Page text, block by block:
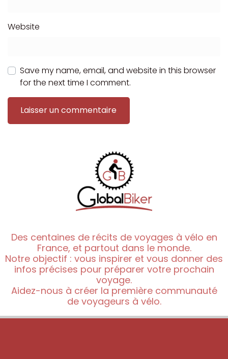
Website
Save my name, email, and website in this browser
for the next time I comment.
Des centaines de récits de voyages à vélo en
France, et partout dans le monde.
Notre objectif : vous inspirer et vous donner des
infos précises pour préparer votre prochain
voyage.
Aidez-nous à créer la première communauté
de voyageurs à vélo.